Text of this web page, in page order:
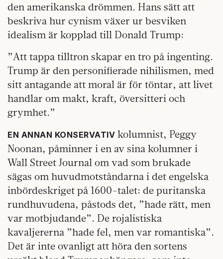
den amerikanska drömmen. Hans sätt att
beskriva hur cynism växer ur besviken
idealism är kopplad till Donald Trump:
”Att tappa tilltron skapar en tro på ingenting.
Trump är den personifierade nihilismen, med
sitt antagande att moral är för töntar, att livet
handlar om makt, kraft, översitteri och
grymhet.”
EN ANNAN KONSERVATIV kolumnist, Peggy
Noonan, påminner i en av sina kolumner i
Wall Street Journal om vad som brukade
sägas om huvudmotståndarna i det engelska
inbördeskriget på 1600-talet: de puritanska
rundhuvudena, påstods det, ”hade rätt, men
var motbjudande”. De rojalistiska
kavaljererna ”hade fel, men var romantiska”.
Det är inte ovanligt att höra den sortens